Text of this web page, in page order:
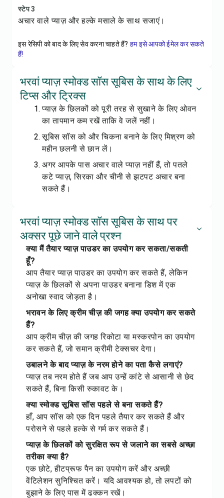
स्टेप 3
अचार वाले प्याज़ और हल्के मसाले के साथ सजाएं।
इस रेसिपी को बाद के लिए सेव करना चाहते हैं? हम इसे आपको ईमेल कर सकते
हैं!
भरवां प्याज़ स्मोक्ड सॉस सूबिस के साथ के लिए
टिप्स और ट्रिक्स
प्याज़ के छिलकों को पूरी तरह से सुखाने के लिए ओवन
का तापमान कम रखें ताकि वे जलें नहीं।
सूबिस सॉस को और चिकना बनाने के लिए मिश्रण को
महीन छलनी से छान लें।
अगर आपके पास अचार वाले प्याज़ नहीं हैं, तो पतले
कटे प्याज़, सिरका और चीनी से झटपट अचार बना
सकते हैं।
भरवां प्याज़ स्मोक्ड सॉस सूबिस के साथ पर
अक्सर पूछे जाने वाले प्रश्न
क्या मैं तैयार प्याज़ पाउडर का उपयोग कर सकता/सकती
हूँ?
आप तैयार प्याज़ पाउडर का उपयोग कर सकते हैं, लेकिन
प्याज़ के छिलकों से अपना पाउडर बनाना डिश में एक
अनोखा स्वाद जोड़ता है।
भरावन के लिए क्रीम चीज़ की जगह क्या उपयोग कर सकते
हैं?
आप क्रीम चीज़ की जगह रिकोटा या मस्करपोन का उपयोग
कर सकते हैं, जो समान क्रीमी टेक्सचर देगा।
उबालने के बाद प्याज़ के नरम होने का पता कैसे लगाएं?
प्याज़ तब नरम होते हैं जब आप उन्हें कांटे से आसानी से छेद
सकते हैं, बिना किसी रुकावट के।
क्या स्मोक्ड सूबिस सॉस पहले से बना सकते हैं?
हाँ, आप सॉस को एक दिन पहले तैयार कर सकते हैं और
परोसने से पहले हल्के से गर्म कर सकते हैं।
प्याज़ के छिलकों को सुरक्षित रूप से जलाने का सबसे अच्छा
तरीका क्या है?
एक छोटे, हीटप्रूफ पैन का उपयोग करें और अच्छी
वेंटिलेशन सुनिश्चित करें। यदि आवश्यक हो, तो लपटों को
बुझाने के लिए पास में ढक्कन रखें।